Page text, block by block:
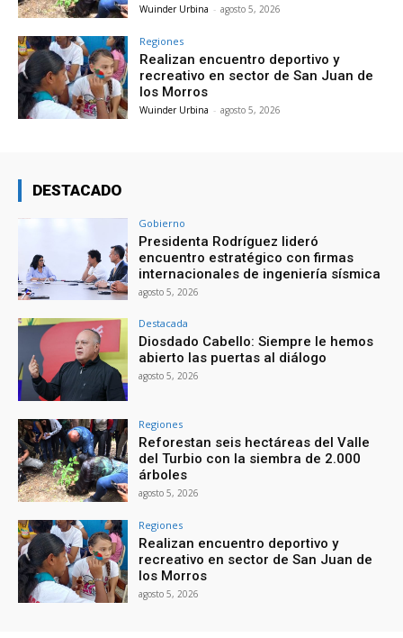
Wuinder Urbina - agosto 5, 2026
Regiones
Realizan encuentro deportivo y
recreativo en sector de San Juan de
los Morros
Wuinder Urbina - agosto 5, 2026
DESTACADO
Gobierno
Presidenta Rodríguez lideró
encuentro estratégico con firmas
internacionales de ingeniería sísmica
agosto 5, 2026
Destacada
Diosdado Cabello: Siempre le hemos
abierto las puertas al diálogo
agosto 5, 2026
Regiones
Reforestan seis hectáreas del Valle
del Turbio con la siembra de 2.000
árboles
agosto 5, 2026
Regiones
Realizan encuentro deportivo y
recreativo en sector de San Juan de
los Morros
agosto 5, 2026